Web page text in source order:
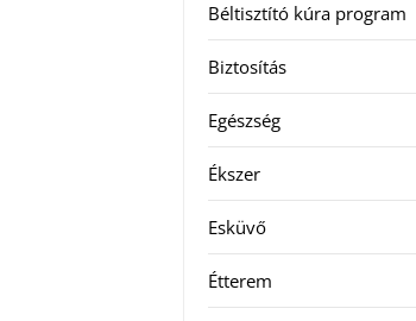
Béltisztító kúra program
Biztosítás
Egészség
Ékszer
Esküvő
Étterem